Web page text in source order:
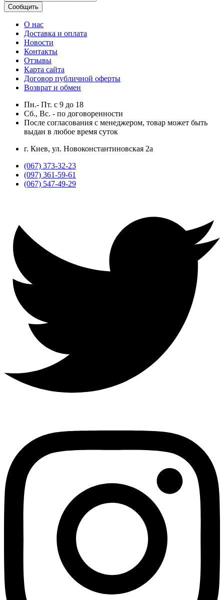
Сообщить
О нас
Доставка и оплата
Новости
Контакты
Отзывы
Карта сайта
Договор публичной оферты
Возврат и обмен
Пн.- Пт. с 9 до 18
Сб., Вс. - по договоренности
После согласования с менеджером, товар может быть
выдан в любое время суток
г. Киев, ул. Новоконстантиновская 2а
(067) 373-32-23
(097) 361-59-61
(067) 547-49-29